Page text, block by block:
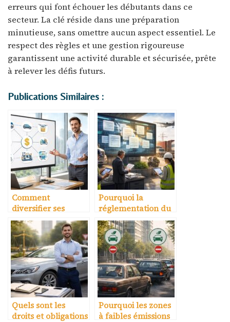
erreurs qui font échouer les débutants dans ce
secteur. La clé réside dans une préparation
minutieuse, sans omettre aucun aspect essentiel. Le
respect des règles et une gestion rigoureuse
garantissent une activité durable et sécurisée, prête
à relever les défis futurs.
Publications Similaires :
Comment
diversifier ses
sources de revenus
en transport
Pourquoi la
réglementation du
transport évolue
chaque année
Quels sont les
droits et obligations
Pourquoi les zones
à faibles émissions